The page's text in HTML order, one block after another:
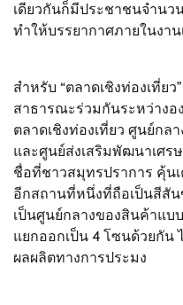
เดียวกันก็มีประชาชนจำนวน
ทำให้บรรยากาศภายในงา
สำหรับ “ตลาดเชิงท่องเที่ย
สาธารณะร่วมกันระหว่าง
ตลาดเชิงท่องเที่ยว ศูนย์กล
และศูนย์ส่งเสริมพัฒนาเศร
ชื่อที่ชาวสมุทรปราการ คุ้นเ
อีกสถานที่หนึ่งที่ถือเป็นสีสัน
เป็นศูนย์กลางของสินค้าแบ
แยกออกเป็น 4 โซนด้วยกัน
ผลผลิตทางการประมง